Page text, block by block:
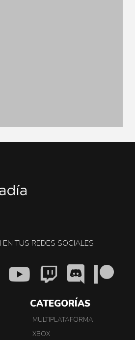
TUS REDES SOCIALES
CATEGORÍAS
MULTIPLATAFORMA
XBOX